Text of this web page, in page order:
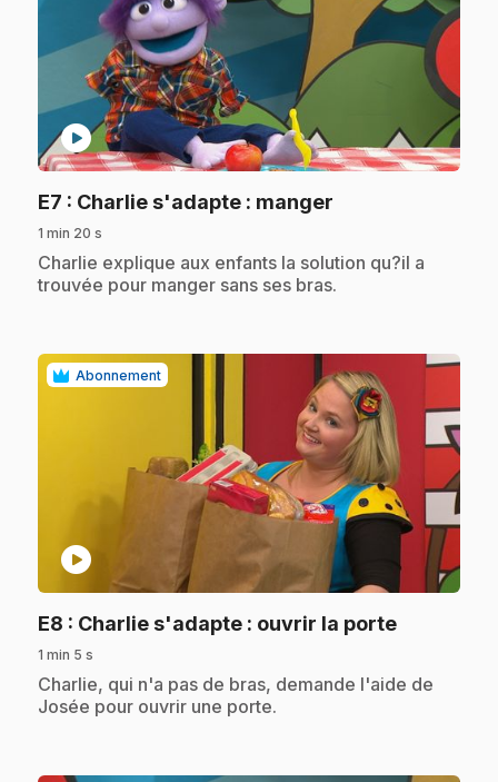
play_circle
E7 : Charlie s'adapte : manger
1 min 20 s
.Charlie explique aux enfants la solution qu?il a
trouvée pour manger sans ses bras.
Abonnement
play_circle
E8 : Charlie s'adapte : ouvrir la porte.
1 min 5 s
.Charlie, qui n'a pas de bras, demande l'aide de
Josée pour ouvrir une porte.